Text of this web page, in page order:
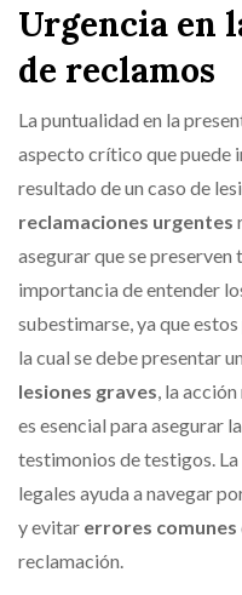
Urgencia en
de reclamos
La puntualidad en la
aspecto crítico que puede
resultado de un caso de
reclamaciones urgentes
asegurar que se preserven
importancia de entender
subestimarse, ya que
la cual se debe presentar
lesiones graves , la
es esencial para asegurar
testimonios de testigos. La
legales ayuda a navegar
y evitar errores comunes
reclamación.